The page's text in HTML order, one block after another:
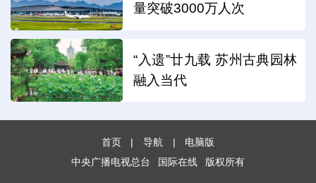
量突破3000万人次
“入遗”廿九载 苏州古典园林
融入当代
首页 | 导航 |
电脑版
中央广播电视总台
国际在线 版权所有